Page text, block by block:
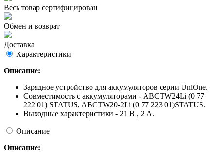
Весь товар сертифицирован
Обмен и возврат
Доставка
Характеристики
Описание:
Зарядное устройство для аккумуляторов серии UniOne.
Совместимость с аккумуляторами - ABCTW24Li (0 77
222 01) STATUS, ABCTW20-2Li (0 77 223 01)STATUS.
Выходные характеристики - 21 В , 2 А.
Описание
Описание: